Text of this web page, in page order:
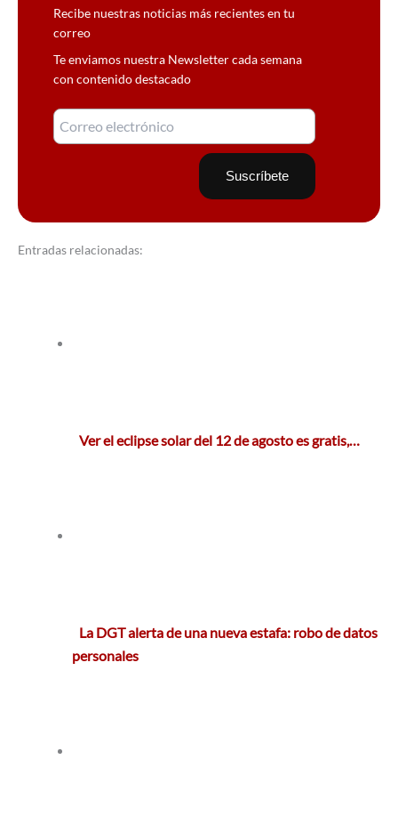
Recibe nuestras noticias más recientes en tu
correo
Te enviamos nuestra Newsletter cada semana
con contenido destacado
Entradas relacionadas:
Ver el eclipse solar del 12 de agosto es gratis,…
La DGT alerta de una nueva estafa: robo de datos
personales